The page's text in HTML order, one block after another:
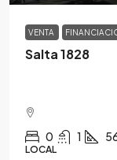
VENTA
Salta 1828
0 1
LOCAL